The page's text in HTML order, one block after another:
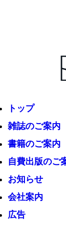
トップ
雑誌のご案内
書籍のご案内
自費出版のご
お知らせ
会社案内
広告